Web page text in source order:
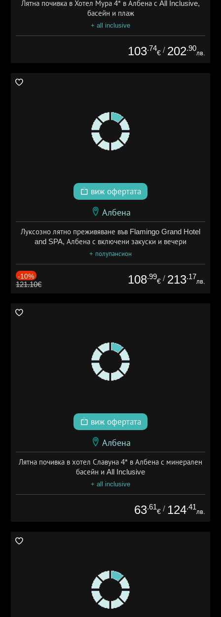
Лятна почивка в Хотел Мура 4* в Албена с All Inclusive,
басейн и плаж
+ all inclusive
103.74
€ / 202.90
лв.
виж офертата
Албена
Луксозно лятно преживяване във Flamingo Grand Hotel
and SPA, Албена с включени закуски и вечери
+ полупансион
-10%
121.10€ 108.99
€ / 213.17
лв.
виж офертата
Албена
Лятна почивка в хотел Славуна 4* в Албена с минерален
басейн и All Inclusive
+ all inclusive
63.61
€ / 124.41
лв.